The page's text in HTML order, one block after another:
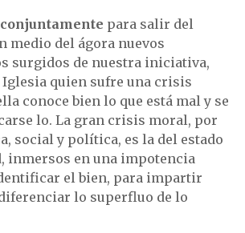
para salir del
medio del ágora nuevos
surgidos de nuestra iniciativa,
Iglesia quien sufre una crisis
conoce bien lo que está mal y se
lo. La gran crisis moral, por
social y política, es la del estado
inmersos en una impotencia
el bien, para impartir
lo superfluo de lo